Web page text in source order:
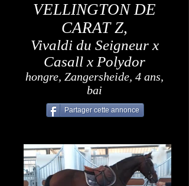
VELLINGTON DE
CARAT Z,
Vivaldi du Seigneur x
Casall x Polydor
hongre, Zangersheide, 4 ans,
bai
Partager cette annonce